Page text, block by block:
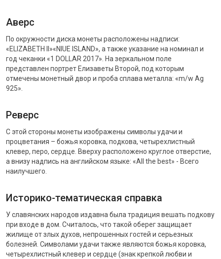
Аверс
По окружности диска монеты расположены надписи:
«ELIZABETH II»«NIUE ISLAND», а также указание на номинал и
год чеканки «1 DOLLAR 2017». На зеркальном поле
представлен портрет Елизаветы Второй, под которым
отмечены монетный двор и проба сплава металла: «m/w Ag
925».
Реверс
С этой стороны монеты изображены символы удачи и
процветания – божья коровка, подкова, четырехлистный
клевер, перо, сердце. Вверху расположено круглое отверстие,
а внизу надпись на английском языке: «All the best» - Всего
наилучшего.
Историко-тематическая справка
У славянских народов издавна была традиция вешать подкову
при входе в дом. Считалось, что такой оберег защищает
жилище от злых духов, непрошенных гостей и серьезных
болезней. Символами удачи также являются божья коровка,
четырехлистный клевер и сердце (знак крепкой любви и